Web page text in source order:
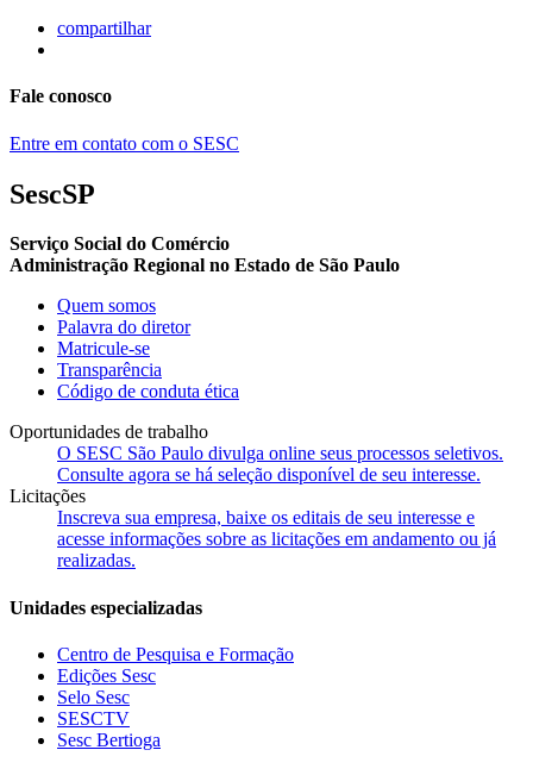
compartilhar
Fale conosco
Entre em contato com o SESC
SescSP
Serviço Social do Comércio
Administração Regional no Estado de São Paulo
Quem somos
Palavra do diretor
Matricule-se
Transparência
Código de conduta ética
Oportunidades de trabalho
O SESC São Paulo divulga online seus processos seletivos.
Consulte agora se há seleção disponível de seu interesse.
Licitações
Inscreva sua empresa, baixe os editais de seu interesse e
acesse informações sobre as licitações em andamento ou já
realizadas.
Unidades especializadas
Centro de Pesquisa e Formação
Edições Sesc
Selo Sesc
SESCTV
Sesc Bertioga